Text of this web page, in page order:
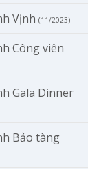
Vịnh (11/2023)
Công viên
Gala Dinner
Bảo tàng